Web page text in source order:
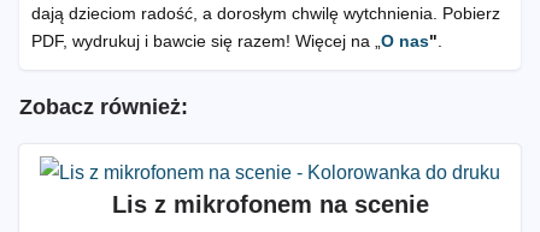
dają dzieciom radość, a dorosłym chwilę wytchnienia. Pobierz
PDF, wydrukuj i bawcie się razem! Więcej na „ O nas"
Zobacz również:
Lis z mikrofonem na scenie